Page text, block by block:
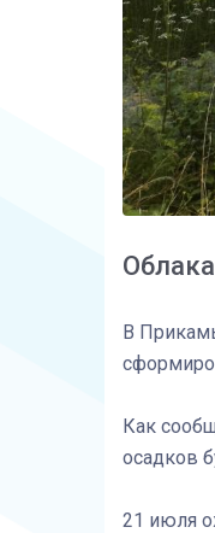
В
Как
осадков
21 июля